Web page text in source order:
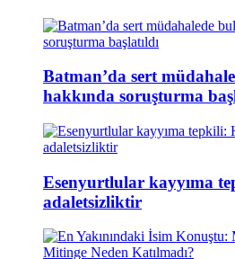
Batman’da sert
hakkında soruşturma
Esenyurtlular kayyıma
adaletsizliktir